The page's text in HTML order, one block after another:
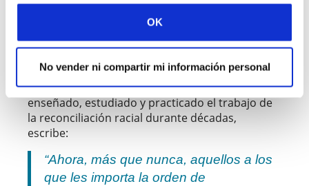
OK
No vender ni compartir mi información personal
veteranos que siguen trabajando en el
ministerio de la reconciliación, el camino debe
Brenda Salter-McNeil, una predicadora
afroamericana, autora y profesora que ha
enseñado, estudiado y practicado el trabajo de
la reconciliación racial durante décadas,
escribe:
“Ahora, más que nunca, aquellos a los
que les importa la orden de